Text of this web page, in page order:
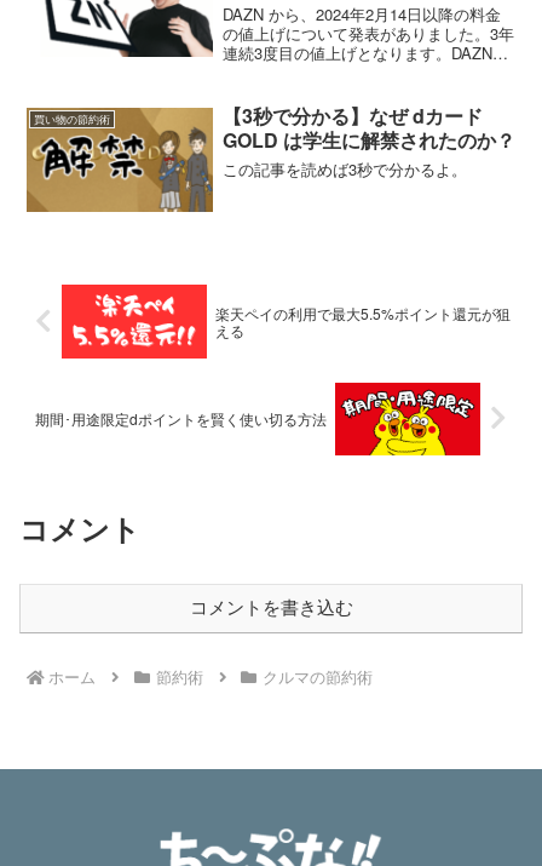
DAZN から、2024年2月14日以降の料金
の値上げについて発表がありました。3年
連続3度目の値上げとなります。DAZN新
料金は...
買い物の節約術
【3秒で分かる】なぜ dカード
GOLD は学生に解禁されたのか？
この記事を読めば3秒で分かるよ。
楽天ペイの利用で最大5.5%ポイント還元が狙
える
期間･用途限定dポイントを賢く使い切る方法
コメント
コメントを書き込む
ホーム 節約術 クルマの節約術